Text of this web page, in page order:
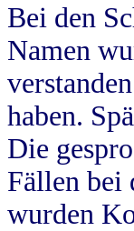
Bei den
Namen
haben.
Die
Fällen bei
wurden